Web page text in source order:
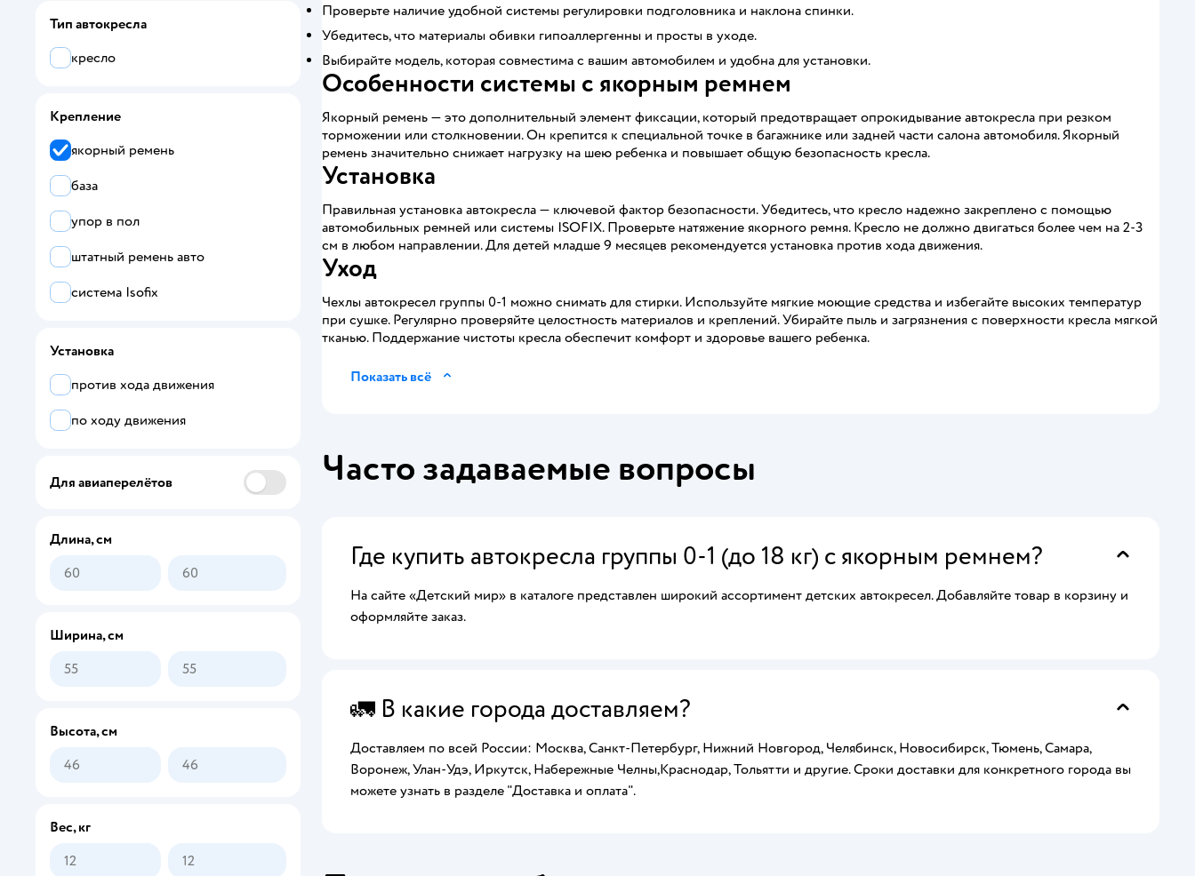
Проверьте наличие удобной системы регулировки подголовника и наклона спинки.
Убедитесь, что материалы обивки гипоаллергенны и просты в уходе.
Выбирайте модель, которая совместима с вашим автомобилем и удобна для установки.
Особенности системы с якорным ремнем
Якорный ремень — это дополнительный элемент фиксации, который предотвращает опрокидывание автокресла при резком
торможении или столкновении. Он крепится к специальной точке в багажнике или задней части салона автомобиля. Якорный
ремень значительно снижает нагрузку на шею ребенка и повышает общую безопасность кресла.
Установка
Правильная установка автокресла — ключевой фактор безопасности. Убедитесь, что кресло надежно закреплено с помощью
автомобильных ремней или системы ISOFIX. Проверьте натяжение якорного ремня. Кресло не должно двигаться более чем на 2-3
см в любом направлении. Для детей младше 9 месяцев рекомендуется установка против хода движения.
Уход
Чехлы автокресел группы 0-1 можно снимать для стирки. Используйте мягкие моющие средства и избегайте высоких температур
при сушке. Регулярно проверяйте целостность материалов и креплений. Убирайте пыль и загрязнения с поверхности кресла мягкой
тканью. Поддержание чистоты кресла обеспечит комфорт и здоровье вашего ребенка.
Показать всё
Часто задаваемые вопросы
Где купить автокресла группы 0-1 (до 18 кг) с якорным ремнем?
На сайте «Детский мир» в каталоге представлен широкий ассортимент детских автокресел. Добавляйте товар в корзину и
оформляйте заказ.
🚛 В какие города доставляем?
Доставляем по всей России: Москва, Санкт-Петербург, Нижний Новгород, Челябинск, Новосибирск, Тюмень, Самара,
Воронеж, Улан-Удэ, Иркутск, Набережные Челны,Краснодар, Тольятти и другие. Сроки доставки для конкретного города вы
можете узнать в разделе "Доставка и оплата".
Тип автокресла
кресло
Крепление
якорный ремень
база
упор в пол
штатный ремень авто
система Isofix
Установка
против хода движения
по ходу движения
Для авиаперелётов
Длина, см
Ширина, см
Высота, см
Вес, кг